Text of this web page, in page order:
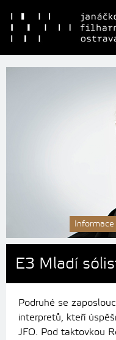
E3 Mladí
Podruhé se
interpretů, kteří
JFO. Pod taktovkou